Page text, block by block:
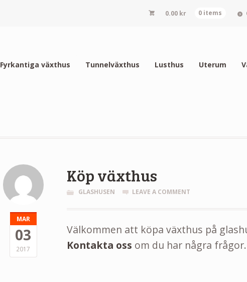
0.00 kr 0 items
Fyrkantiga växthus Tunnelväxthus Lusthus Uterum
MAR
03
2017
Köp växthus
GLASHUSEN LEAVE A COMMENT
Välkommen att köpa växthus på
Kontakta oss om du har några frågor.